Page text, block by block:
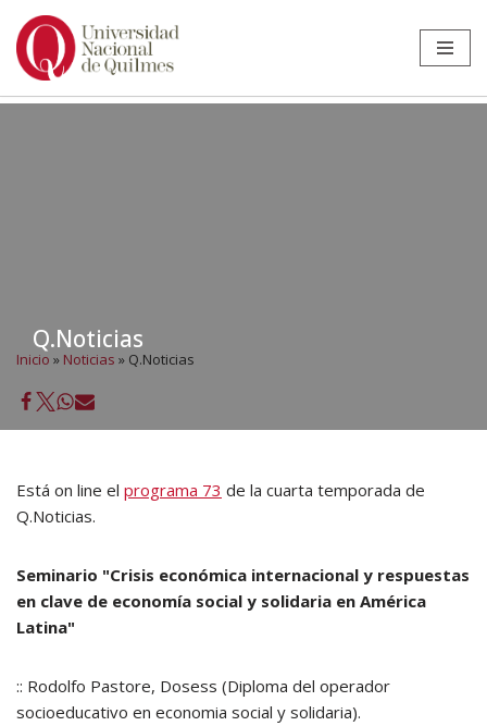
Ir
Q.Noticias
Inicio » Noticias » Q.Noticias
Está on line el programa 73 de la cuarta temporada de
Q.Noticias.
Seminario "Crisis económica internacional y respuestas
en clave de economía social y solidaria en América
Latina"
:: Rodolfo Pastore, Dosess (Diploma del operador
socioeducativo en economia social y solidaria).